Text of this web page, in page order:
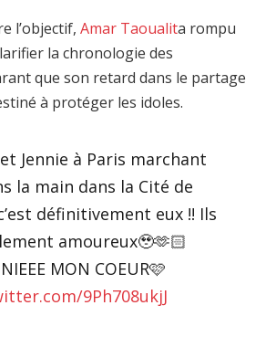
l’objectif, Amar Taoualita rompu
la chronologie des
que son retard dans le partage
à protéger les idoles.
Jennie à Paris marchant
la main dans la Cité de
définitivement eux !! Ils
amoureux🥹🫶🏻
MON COEUR🩷
9Ph708ukjJ